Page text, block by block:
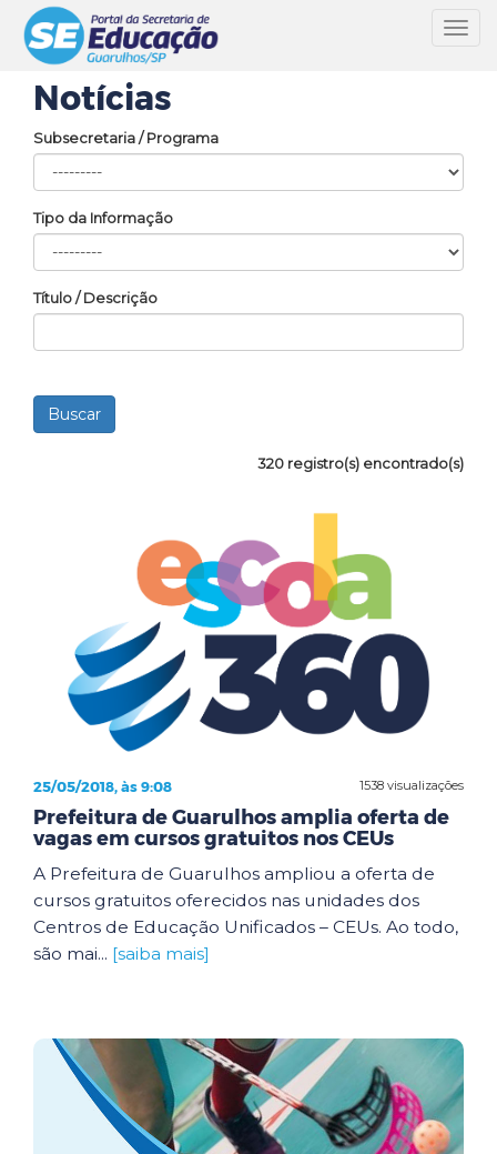
Notícias
Subsecretaria / Programa
Tipo da Informação
Título / Descrição
320 registro(s) encontrado(s)
1538 visualizações
25/05/2018, às 9:08
Prefeitura de Guarulhos amplia oferta de
vagas em cursos gratuitos nos CEUs
A Prefeitura de Guarulhos ampliou a oferta de
cursos gratuitos oferecidos nas unidades dos
Centros de Educação Unificados – CEUs. Ao todo,
são mai... [saiba mais]